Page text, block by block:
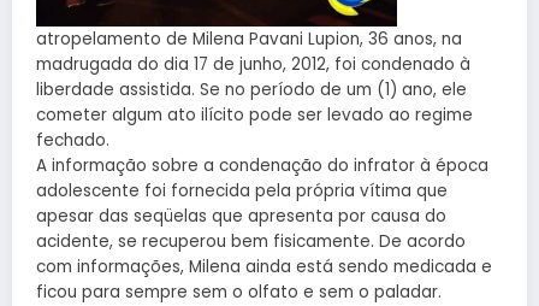
atropelamento de Milena Pavani Lupion, 36 anos, na
madrugada do dia 17 de junho, 2012, foi condenado à
liberdade assistida. Se no período de um (1) ano, ele
cometer algum ato ilícito pode ser levado ao regime
fechado.
A informação sobre a condenação do infrator à época
adolescente foi fornecida pela própria vítima que
apesar das seqüelas que apresenta por causa do
acidente, se recuperou bem fisicamente. De acordo
com informações, Milena ainda está sendo medicada e
ficou para sempre sem o olfato e sem o paladar.